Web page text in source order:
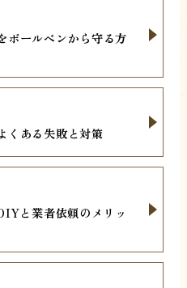
ボールペンから守る方
くある失敗と対策
と業者依頼のメリッ